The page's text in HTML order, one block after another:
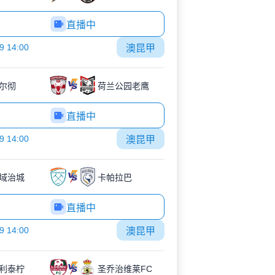
直播中
14:00 澳昆甲
彻 荷兰公园老鹰
直播中
14:00 澳昆甲
治城 卡帕拉巴
直播中
14:00 澳昆甲
泰柠 圣乔治维莱FC